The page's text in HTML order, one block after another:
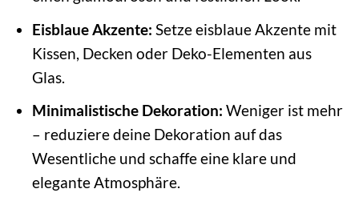
Eisblaue Akzente: Setze eisblaue Akzente mit
Kissen, Decken oder Deko-Elementen aus
Glas.
Minimalistische Dekoration: Weniger ist mehr
– reduziere deine Dekoration auf das
Wesentliche und schaffe eine klare und
elegante Atmosphäre.